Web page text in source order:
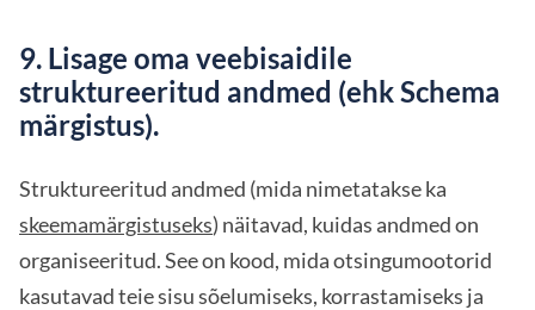
9. Lisage oma veebisaidile
struktureeritud andmed (ehk Schema
märgistus).
Struktureeritud andmed (mida nimetatakse ka
skeemamärgistuseks) näitavad, kuidas andmed on
organiseeritud. See on kood, mida otsingumootorid
kasutavad teie sisu sõelumiseks, korrastamiseks ja